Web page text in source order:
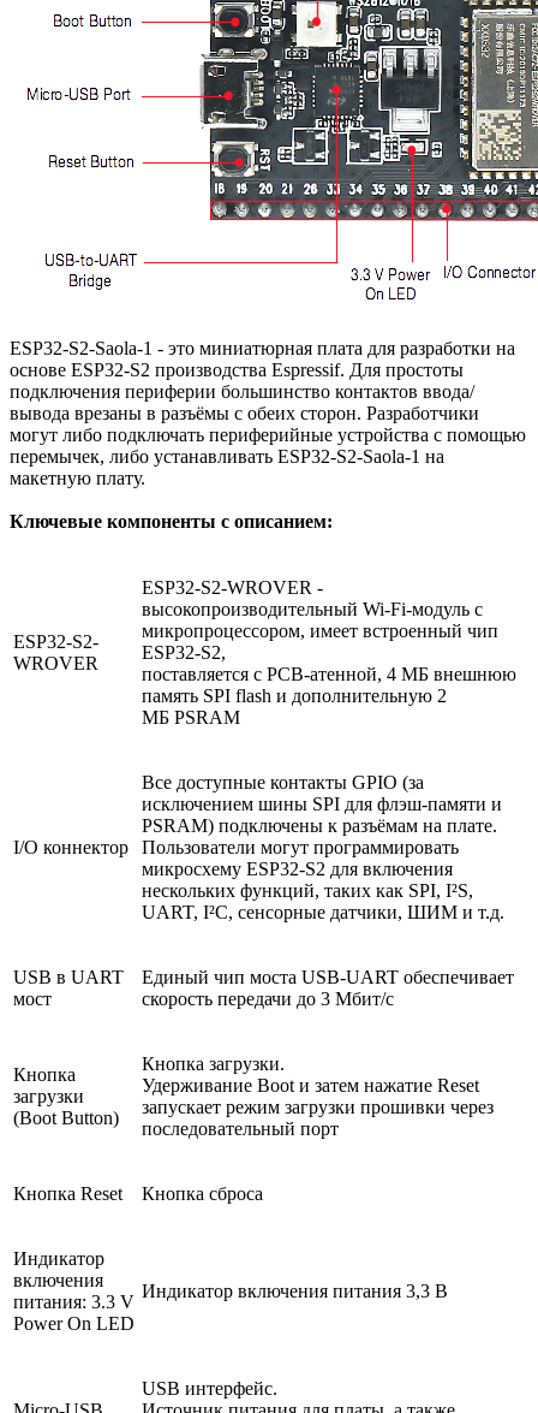
ESP32-S2-Saola-1 - это миниатюрная плата для разработки на
основе ESP32-S2 производства Espressif. Для простоты
подключения периферии большинство контактов ввода/
вывода врезаны в разъёмы с обеих сторон. Разработчики
могут либо подключать периферийные устройства с помощью
перемычек, либо устанавливать ESP32-S2-Saola-1 на
макетную плату.
Ключевые компоненты с описанием:
ESP32-S2-
WROVER
ESP32-S2-WROVER -
высокопроизводительный Wi-Fi-модуль с
микропроцессором, имеет встроенный чип
ESP32-S2,
поставляется с PCB-атенной, 4 МБ внешнюю
память SPI flash и дополнительную 2
МБ PSRAM
I/O коннектор
Все доступные контакты GPIO (за
исключением шины SPI для флэш-памяти и
PSRAM) подключены к разъёмам на плате.
Пользователи могут программировать
микросхему ESP32-S2 для включения
нескольких функций, таких как SPI, I²S,
UART, I²C, сенсорные датчики, ШИМ и т.д.
USB в UART
мост
Единый чип моста USB-UART обеспечивает
скорость передачи до 3 Мбит/с
Кнопка
загрузки
(Boot Button)
Кнопка загрузки.
Удерживание Boot и затем нажатие Reset
запускает режим загрузки прошивки через
последовательный порт
Кнопка Reset Кнопка сброса
Индикатор
включения
питания: 3.3 V
Power On LED
Индикатор включения питания 3,3 В
USB интерфейс.